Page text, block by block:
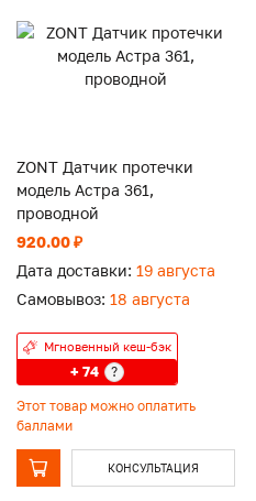
ZONT Датчик протечки
модель Астра 361,
проводной
920.00 ₽
Дата доставки: 19 августа
Самовывоз: 18 августа
Мгновенный кеш-бэк
+ 74 ?
Этот товар можно оплатить
баллами
КОНСУЛЬТАЦИЯ